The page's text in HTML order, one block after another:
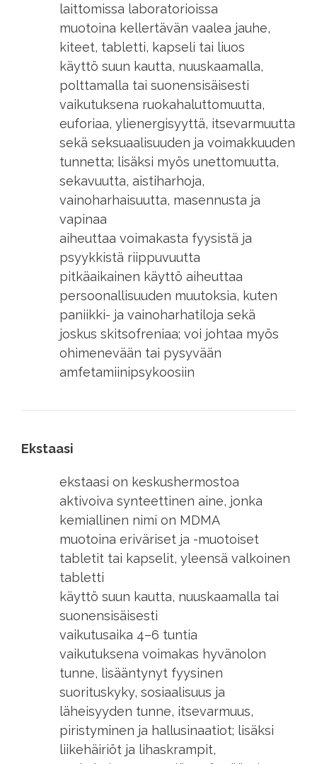
laittomissa laboratorioissa
muotoina kellertävän vaalea jauhe,
kiteet, tabletti, kapseli tai liuos
käyttö suun kautta, nuuskaamalla,
polttamalla tai suonensisäisesti
vaikutuksena ruokahaluttomuutta,
euforiaa, ylienergisyyttä, itsevarmuutta
sekä seksuaalisuuden ja voimakkuuden
tunnetta; lisäksi myös unettomuutta,
sekavuutta, aistiharhoja,
vainoharhaisuutta, masennusta ja
vapinaa
aiheuttaa voimakasta fyysistä ja
psyykkistä riippuvuutta
pitkäaikainen käyttö aiheuttaa
persoonallisuuden muutoksia, kuten
paniikki- ja vainoharhatiloja sekä
joskus skitsofreniaa; voi johtaa myös
ohimenevään tai pysyvään
amfetamiinipsykoosiin
Ekstaasi
ekstaasi on keskushermostoa
aktivoiva synteettinen aine, jonka
kemiallinen nimi on MDMA
muotoina eriväriset ja -muotoiset
tabletit tai kapselit, yleensä valkoinen
tabletti
käyttö suun kautta, nuuskaamalla tai
suonensisäisesti
vaikutusaika 4–6 tuntia
vaikutuksena voimakas hyvänolon
tunne, lisääntynyt fyysinen
suorituskyky, sosiaalisuus ja
läheisyyden tunne, itsevarmuus,
piristyminen ja hallusinaatiot; lisäksi
liikehäiriöt ja lihaskrampit,